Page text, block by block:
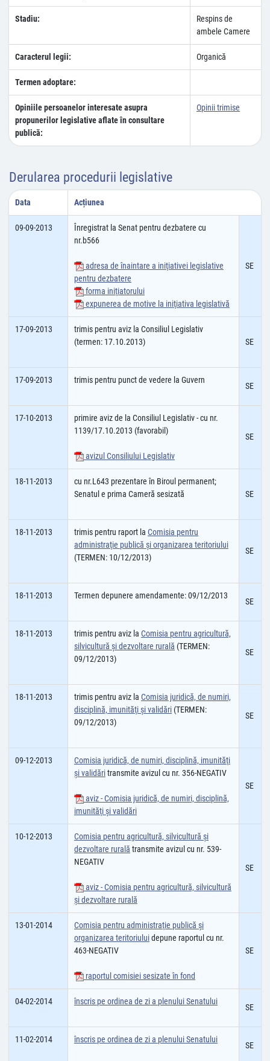
Stadiu:
Respins de
ambele Camere
Caracterul legii: Organică
Termen adoptare:
Opiniile persoanelor interesate asupra
propunerilor legislative aflate în consultare
publică:
Opinii trimise
Derularea procedurii legislative
Data Acțiunea
09-09-2013
Înregistrat la Senat pentru dezbatere cu
nr.b566
adresa de înaintare a iniţiativei legislative
pentru dezbatere
forma iniţiatorului
expunerea de motive la iniţiativa legislativă
SE
17-09-2013
trimis pentru aviz la Consiliul Legislativ
(termen: 17.10.2013)
SE
17-09-2013 trimis pentru punct de vedere la Guvern
SE
17-10-2013
primire aviz de la Consiliul Legislativ - cu nr.
1139/17.10.2013 (favorabil)
avizul Consiliului Legislativ
SE
18-11-2013
cu nr.L643 prezentare în Biroul permanent;
Senatul e prima Cameră sesizată
SE
18-11-2013 trimis pentru raport la Comisia pentru
administraţie publică şi organizarea teritoriului
(TERMEN: 10/12/2013)
SE
18-11-2013 Termen depunere amendamente: 09/12/2013
SE
18-11-2013 trimis pentru aviz la Comisia pentru agricultură,
silvicultură şi dezvoltare rurală (TERMEN:
09/12/2013)
SE
18-11-2013 trimis pentru aviz la Comisia juridică, de numiri,
disciplină, imunităţi şi validări (TERMEN:
09/12/2013)
SE
09-12-2013
Comisia juridică, de numiri, disciplină, imunităţi
şi validăritransmite avizul cu nr. 356-NEGATIV
aviz - Comisia juridică, de numiri, disciplină,
imunităţi şi validări
SE
10-12-2013
Comisia pentru agricultură, silvicultură şi
dezvoltare rurală transmite avizul cu nr. 539-
NEGATIV
aviz - Comisia pentru agricultură, silvicultură
şi dezvoltare rurală
SE
13-01-2014
Comisia pentru administraţie publică şi
organizarea teritoriuluidepune raportul cu nr.
463-NEGATIV
raportul comisiei sesizate în fond
SE
04-02-2014 înscris pe ordinea de zi a plenului Senatului
SE
11-02-2014 înscris pe ordinea de zi a plenului Senatului
SE